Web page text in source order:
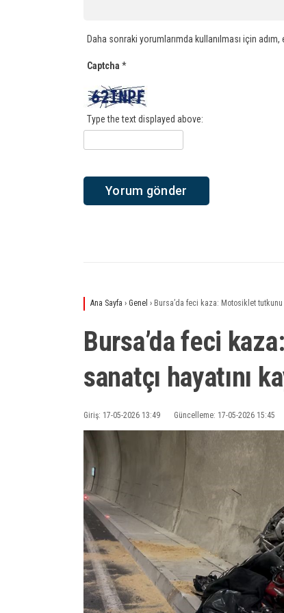
Daha sonraki yorumlarımda kullanılması için
Captcha *
Type the text displayed above:
Ana Sayfa › Genel › Bursa’da feci kaza: Motosiklet tutkunu
Bursa’da feci
sanatçı hayatını
Giriş: 17-05-2026 13:49 Güncelleme: 17-05-2026 15:45